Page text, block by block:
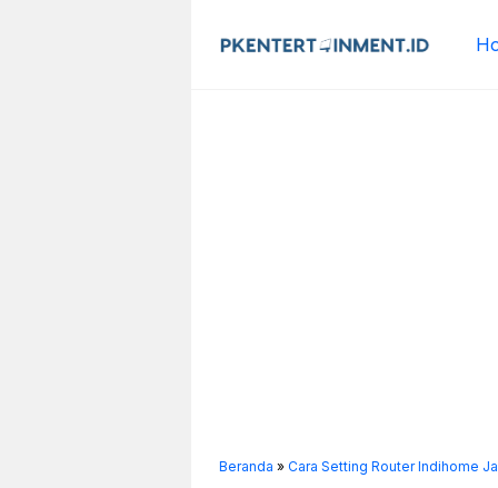
Beranda » Cara Setting Router Indihome